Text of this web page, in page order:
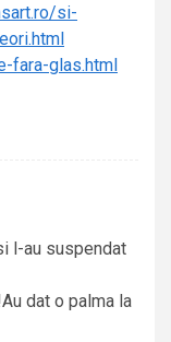
si-
fara-glas.html
l-au suspendat
dat o palma la